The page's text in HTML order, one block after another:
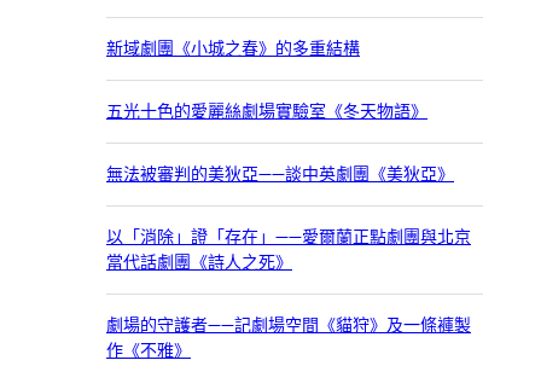
新域劇團《小城之春》的多重結構
五光十色的愛麗絲劇場實驗室《冬天物語》
無法被審判的美狄亞——談中英劇團《美狄亞》
以「消除」證「存在」——愛爾蘭正點劇團與北京
當代話劇團《詩人之死》
劇場的守護者——記劇場空間《貓狩》及一條褲製
作《不雅》